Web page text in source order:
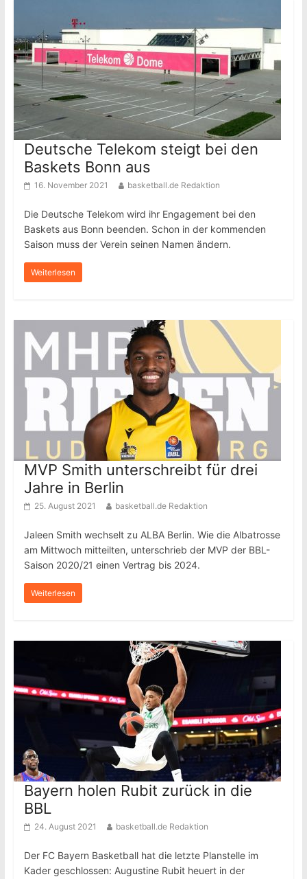
Deutsche Telekom steigt bei den
Baskets Bonn aus
16. November 2021 basketball.de Redaktion
Die Deutsche Telekom wird ihr Engagement bei den
Baskets aus Bonn beenden. Schon in der kommenden
Saison muss der Verein seinen Namen ändern.
Weiterlesen
MVP Smith unterschreibt für drei
Jahre in Berlin
25. August 2021 basketball.de Redaktion
Jaleen Smith wechselt zu ALBA Berlin. Wie die Albatrosse
am Mittwoch mitteilten, unterschrieb der MVP der BBL-
Saison 2020/21 einen Vertrag bis 2024.
Weiterlesen
Bayern holen Rubit zurück in die
BBL
24. August 2021 basketball.de Redaktion
Der FC Bayern Basketball hat die letzte Planstelle im
Kader geschlossen: Augustine Rubit heuert in der